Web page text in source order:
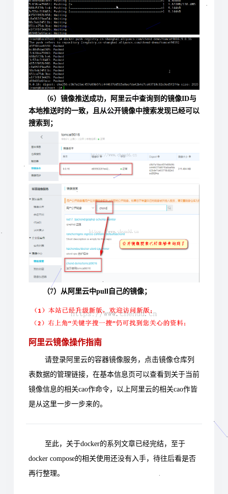
（6）镜像推送成功，阿里云中查询到的镜像ID与
本地推送时的一致，且从公开镜像中搜索发现已经可以
搜索到；
（7）从阿里云中pull自己的镜像；
阿里云镜像操作指南
请登录阿里云的容器镜像服务，点击镜像仓库列
表数据的管理链接，在基本信息页可以查看到关于当前
镜像信息的相关cao作命令，以上阿里云的相关cao作皆
是从这里一步一步来的。
至此，关于docker的系列文章已经完结，至于
docker compose的相关使用还没有入手，待往后看是否
再行整理。